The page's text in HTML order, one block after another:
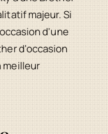
majeur. Si
d'une
d'occasion